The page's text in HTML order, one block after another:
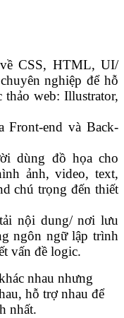
CSS, HTML, UI/
nghiệp để hỗ
thảo web: Illustrator,
Front-end và Back-
dùng đồ họa cho
ảnh, video, text,
chú trọng đến thiết
nội dung/ nơi lưu
ngôn ngữ lập trình
vấn đề logic.
nhau nhưng
hỗ trợ nhau để
nhất.